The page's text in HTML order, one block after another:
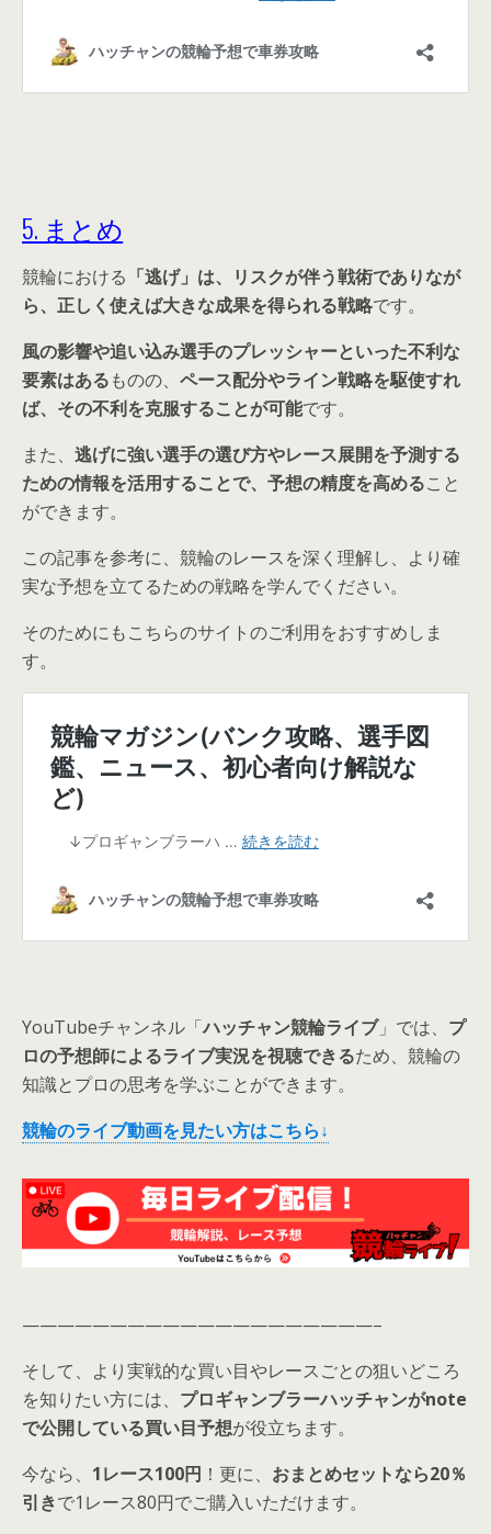
5. まとめ
競輪における 「逃げ」は、リスクが伴う戦術でありなが
ら、正しく使えば大きな成果を得られる戦略です。
風の影響や追い込み選手のプレッシャーといった不利な
要素はあるものの、 ペース配分やライン戦略を駆使すれ
ば、その不利を克服することが可能です。
また、 逃げに強い選手の選び方やレース展開を予測する
ための情報を活用することで、予想の精度を高めること
ができます。
この記事を参考に、競輪のレースを深く理解し、より確
実な予想を立てるための戦略を学んでください。
そのためにもこちらのサイトのご利用をおすすめしま
す。
YouTubeチャンネル「ハッチャン競輪ライブ」では、 プ
ロの予想師によるライブ実況を視聴できるため、競輪の
知識とプロの思考を学ぶことができます。
競輪のライブ動画を見たい方はこちら↓
————————————————————–
そして、より実戦的な買い目やレースごとの狙いどころ
を知りたい方には、 プロギャンブラーハッチャンがnote
で公開している買い目予想が役立ちます。
今なら、 1レース100円 ！更に、 おまとめセットなら20％
引きで1レース80円でご購入いただけます。